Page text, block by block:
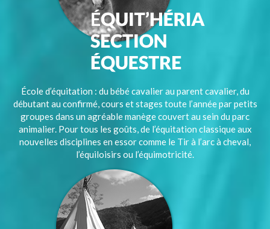
École d’équitation : du bébé cavalier au parent cavalier, du
débutant au confirmé, cours et stages toute l’année par petits
groupes dans un agréable manège couvert au sein du parc
animalier. Pour tous les goûts, de l’équitation classique aux
nouvelles disciplines en essor comme le Tir à l’arc à cheval,
l’équiloisirs ou l’équimotricité.